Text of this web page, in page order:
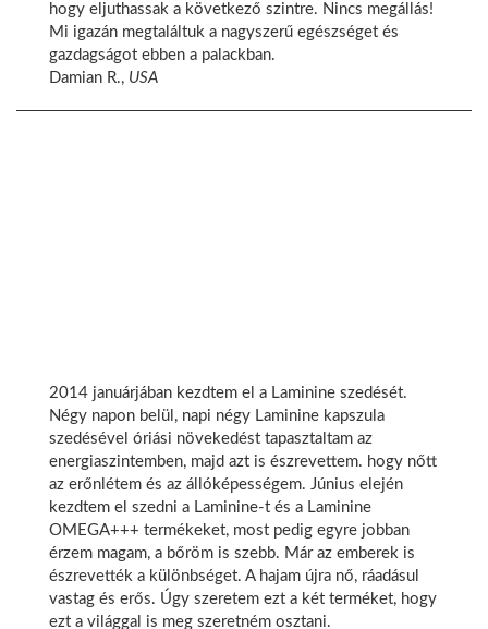
hogy eljuthassak a következő szintre. Nincs megállás!
Mi igazán megtaláltuk a nagyszerű egészséget és
gazdagságot ebben a palackban.
Damian R., USA
2014 januárjában kezdtem el a Laminine szedését.
Négy napon belül, napi négy Laminine kapszula
szedésével óriási növekedést tapasztaltam az
energiaszintemben, majd azt is észrevettem. hogy nőtt
az erőnlétem és az állóképességem. Június elején
kezdtem el szedni a Laminine-t és a Laminine
OMEGA+++ termékeket, most pedig egyre jobban
érzem magam, a bőröm is szebb. Már az emberek is
észrevették a különbséget. A hajam újra nő, ráadásul
vastag és erős. Úgy szeretem ezt a két terméket, hogy
ezt a világgal is meg szeretném osztani.